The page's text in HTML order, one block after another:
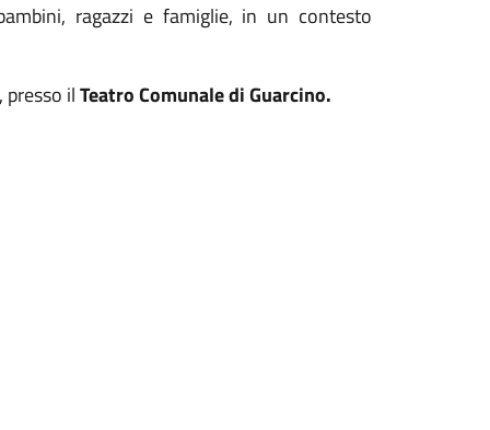
ragazzi e famiglie, in un contesto
presso ilTeatro Comunale di Guarcino.